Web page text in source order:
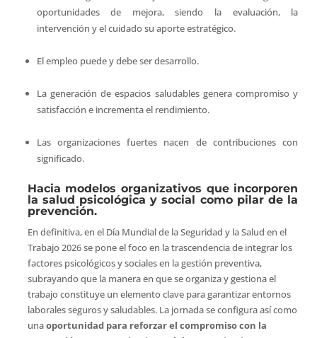
oportunidades de mejora, siendo la evaluación, la
intervención y el cuidado su aporte estratégico.
El empleo puede y debe ser desarrollo.
La generación de espacios saludables genera compromiso y
satisfacción e incrementa el rendimiento.
Las organizaciones fuertes nacen de contribuciones con
significado.
Hacia modelos organizativos que incorporen
la salud psicológica y social como pilar de la
prevención.
En definitiva, en el Día Mundial de la Seguridad y la Salud en el
Trabajo 2026 se pone el foco en la trascendencia de integrar los
factores psicológicos y sociales en la gestión preventiva,
subrayando que la manera en que se organiza y gestiona el
trabajo constituye un elemento clave para garantizar entornos
laborales seguros y saludables. La jornada se configura así como
unaoportunidad para reforzar el compromiso con la